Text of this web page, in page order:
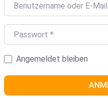
Passwort*
Angemeldet bleiben